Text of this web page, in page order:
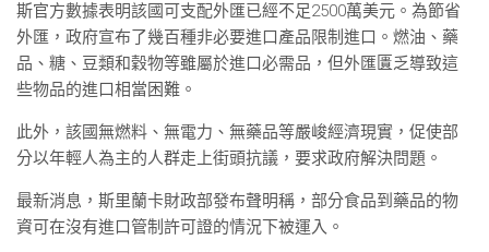
斯官方數據表明該國可支配外匯已經不足2500萬美元。為節省
外匯，政府宣布了幾百種非必要進口產品限制進口。燃油、藥
品、糖、豆類和穀物等雖屬於進口必需品，但外匯匱乏導致這
些物品的進口相當困難。
此外，該國無燃料、無電力、無藥品等嚴峻經濟現實，促使部
分以年輕人為主的人群走上街頭抗議，要求政府解決問題。
最新消息，斯里蘭卡財政部發布聲明稱，部分食品到藥品的物
資可在沒有進口管制許可證的情況下被運入。